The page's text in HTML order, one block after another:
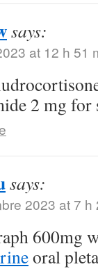
says:
at 12 h 51
2 mg for
says:
2023 at 7 h
600mg
oral